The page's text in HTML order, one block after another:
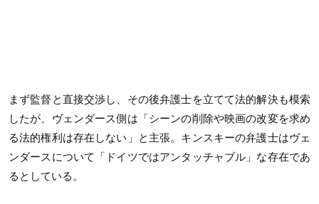
まず監督と直接交渉し、その後弁護士を立てて法的解決も模索
したが、ヴェンダース側は「シーンの削除や映画の改変を求め
る法的権利は存在しない」と主張。キンスキーの弁護士はヴェ
ンダースについて「ドイツではアンタッチャブル」な存在であ
るとしている。